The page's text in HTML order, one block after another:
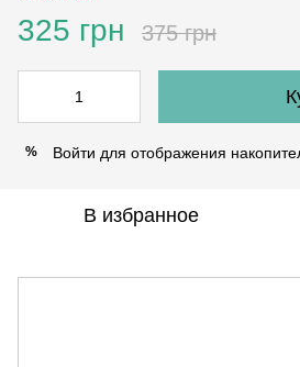
325 грн 375 грн
% Войти для отображения
В избранное